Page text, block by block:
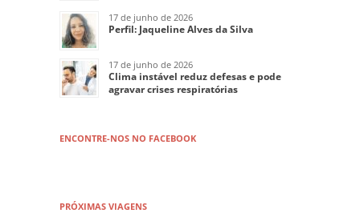
17 de junho de 2026
Perfil: Jaqueline Alves da Silva
17 de junho de 2026
Clima instável reduz defesas e pode
agravar crises respiratórias
ENCONTRE-NOS NO FACEBOOK
PRÓXIMAS VIAGENS